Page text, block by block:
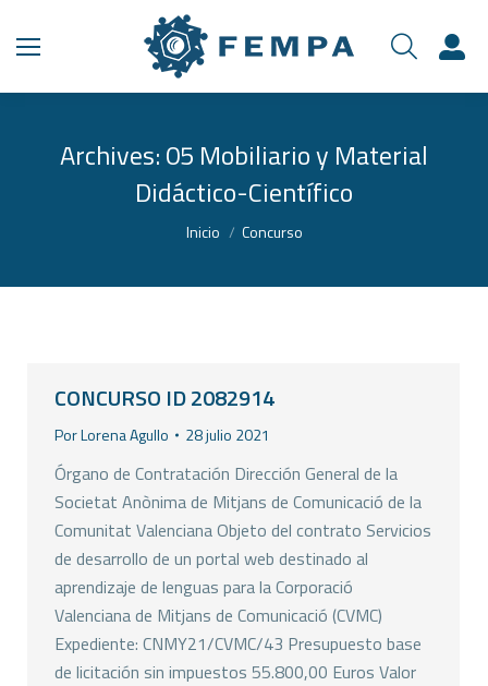
Archives:05 Mobiliario y Material
Didáctico-Científico
Estás aquí:
Inicio Concurso
CONCURSO ID 2082914
PorLorena Agullo 28 julio 2021
Órgano de Contratación Dirección General de la
Societat Anònima de Mitjans de Comunicació de la
Comunitat Valenciana Objeto del contrato Servicios
de desarrollo de un portal web destinado al
aprendizaje de lenguas para la Corporació
Valenciana de Mitjans de Comunicació (CVMC)
Expediente: CNMY21/CVMC/43 Presupuesto base
de licitación sin impuestos 55.800,00 Euros Valor